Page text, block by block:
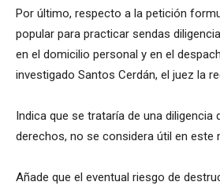
Por último, respecto a la petición
popular para practicar sendas
en el domicilio personal y en el
investigado Santos Cerdán, el juez la
Indica que se trataría de una diligencia
derechos, no se considera útil en este
Añade que el eventual riesgo de